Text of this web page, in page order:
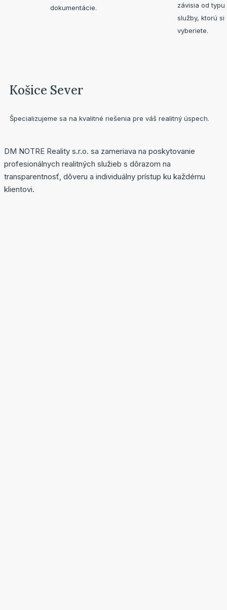
dokumentácie.
závisia od typu
služby, ktorú si
vyberiete.
Košice Sever
Špecializujeme sa na kvalitné riešenia pre váš realitný úspech.
DM NOTRE Reality s.r.o. sa zameriava na poskytovanie
profesionálnych realitných služieb s dôrazom na
transparentnosť, dôveru a individuálny prístup ku každému
klientovi.